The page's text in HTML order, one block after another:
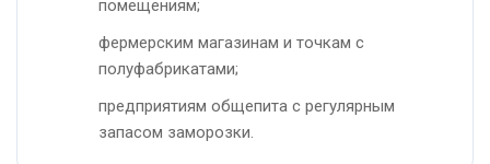
помещениям;
фермерским магазинам и точкам с
полуфабрикатами;
предприятиям общепита с регулярным
запасом заморозки.